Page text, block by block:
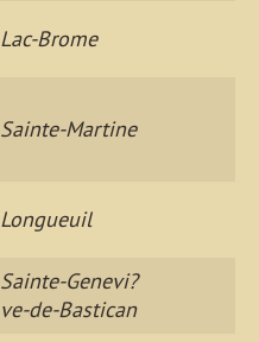
Lac-Brome
Sainte-Martine
Longueuil
Sainte-Genevi?
ve-de-Bastican